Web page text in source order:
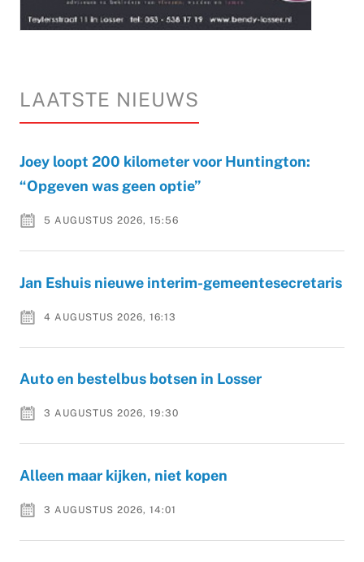
LAATSTE NIEUWS
Joey loopt 200 kilometer voor Huntington:
“Opgeven was geen optie”
5 AUGUSTUS 2026, 15:56
Jan Eshuis nieuwe interim-gemeentesecretaris
4 AUGUSTUS 2026, 16:13
Auto en bestelbus botsen in Losser
3 AUGUSTUS 2026, 19:30
Alleen maar kijken, niet kopen
3 AUGUSTUS 2026, 14:01